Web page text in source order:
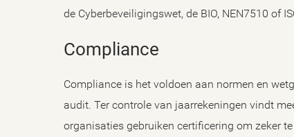
de Cyberbeveiligingswet, de BIO, NEN7510 of
Compliance
Compliance is het voldoen aan normen en
audit. Ter controle van jaarrekeningen vindt
organisaties gebruiken certificering om zeker